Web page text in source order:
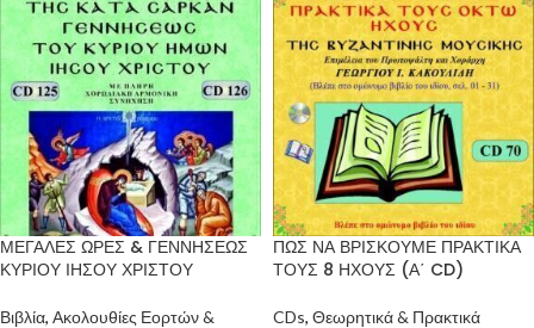
ΜΕΓΑΛΕΣ ΩΡΕΣ & ΓΕΝΝΗΣΕΩΣ
ΚΥΡΙΟΥ ΙΗΣΟΥ ΧΡΙΣΤΟΥ
Βιβλία, Ακολουθίες Εορτών &
ΠΩΣ ΝΑ ΒΡΙΣΚΟΥΜΕ ΠΡΑΚΤΙΚΑ
ΤΟΥΣ 8 ΗΧΟΥΣ (Α΄ CD)
CDs, Θεωρητικά & Πρακτικά